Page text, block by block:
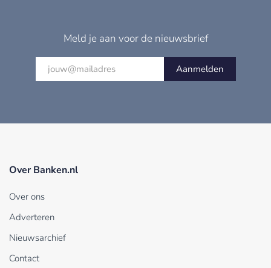
Meld je aan voor de nieuwsbrief
Aanmelden
Over Banken.nl
Over ons
Adverteren
Nieuwsarchief
Contact